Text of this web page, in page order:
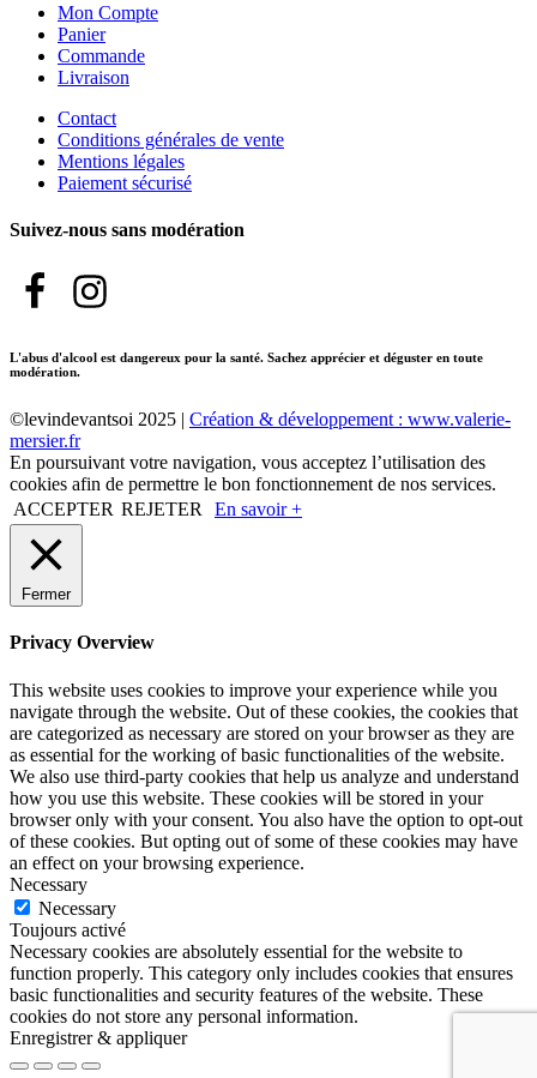
Mon Compte
Panier
Commande
Livraison
Contact
Conditions générales de vente
Mentions légales
Paiement sécurisé
Suivez-nous sans modération
L'abus d'alcool est dangereux pour la santé. Sachez apprécier et déguster en toute
modération.
©levindevantsoi 2025 | Création & développement : www.valerie-
mersier.fr
En poursuivant votre navigation, vous acceptez l’utilisation des
cookies afin de permettre le bon fonctionnement de nos services.
ACCEPTER REJETER En savoir +
Fermer
Privacy Overview
This website uses cookies to improve your experience while you
navigate through the website. Out of these cookies, the cookies that
are categorized as necessary are stored on your browser as they are
as essential for the working of basic functionalities of the website.
We also use third-party cookies that help us analyze and understand
how you use this website. These cookies will be stored in your
browser only with your consent. You also have the option to opt-out
of these cookies. But opting out of some of these cookies may have
an effect on your browsing experience.
Necessary
Necessary
Toujours activé
Necessary cookies are absolutely essential for the website to
function properly. This category only includes cookies that ensures
basic functionalities and security features of the website. These
cookies do not store any personal information.
Enregistrer & appliquer